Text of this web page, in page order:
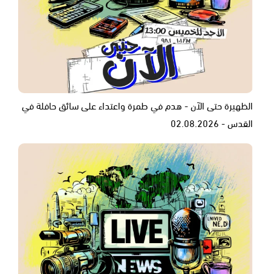
الظهيرة حتى الآن - هدم في طمرة واعتداء على سائق حافلة في
القدس - 02.08.2026